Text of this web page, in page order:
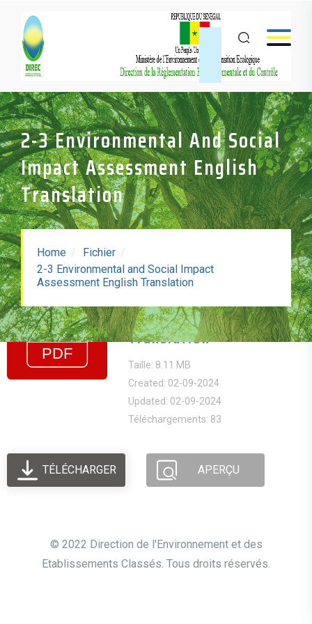
2-3 Environmental And Social
Impact Assessment English
Translation
Home
Fichier
2-3 Environmental and Social Impact
Assessment English Translation2-3 Environmental And
Social Impact
Assessment English
Translation
Taille: 8.11 MB
Created: 02-09-2024
Updated: 02-09-2024
Téléchargements: 83
TÉLÉCHARGER APERÇU
© 2022 Direction de l'Environnement et des
Etablissements Classés. Tous droits réservés.